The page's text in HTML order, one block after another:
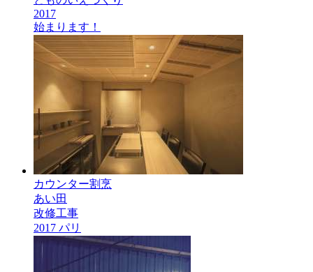
2017
始まります！
カウンター割烹
あい田
改修工事
2017 パリ